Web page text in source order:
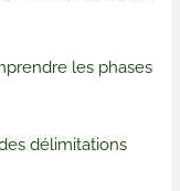
les phases
délimitations